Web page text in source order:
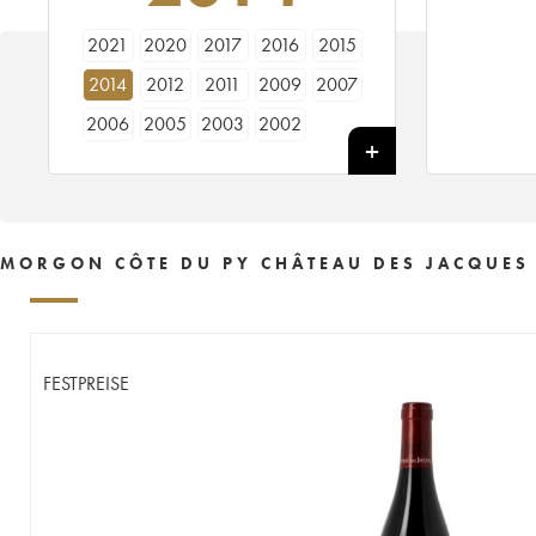
2021 2020 2017 2016
2015
2014
2012 2011 2009
2007
2006
2005 2003 2002
MORGON CÔTE DU PY CHÂTEAU DES JACQUES
FESTPREISE